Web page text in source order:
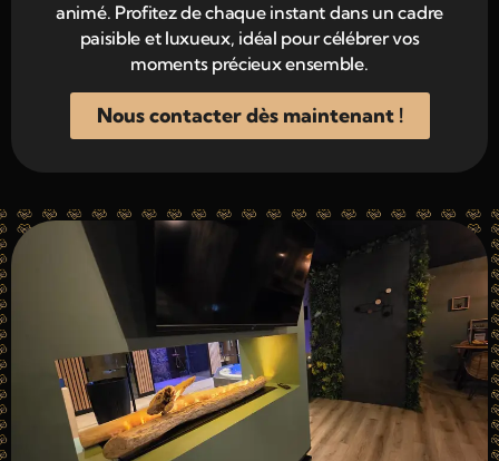
animé. Profitez de chaque instant dans un cadre
paisible et luxueux, idéal pour célébrer vos
moments précieux ensemble.
Nous contacter dès maintenant !